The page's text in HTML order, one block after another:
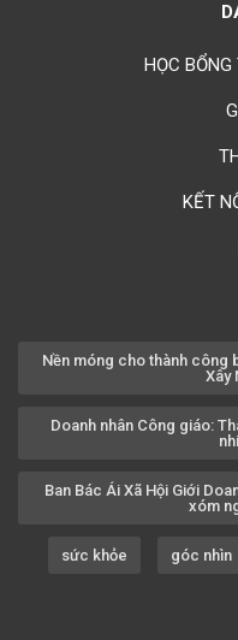
HỌC
KẾT
Nền móng cho thành công
Xây
Doanh nhân Công giáo:
Ban Bác Ái Xã Hội Giới
xóm
sức khỏe góc nhìn